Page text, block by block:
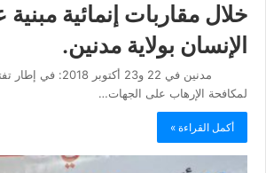
خلال مقاربات إنمائية
الإنسان بولاية مدنين.
مدنين في 22 و23 أكتوبر
لمكافحة الإرهاب على الجهات…
أكمل القراءة »